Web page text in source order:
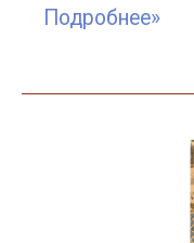
Подробнее»